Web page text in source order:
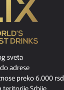
sveta
adrese
preko 6.000 rsd